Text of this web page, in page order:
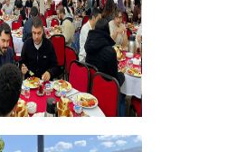
+
Toplantısı Yapıldı